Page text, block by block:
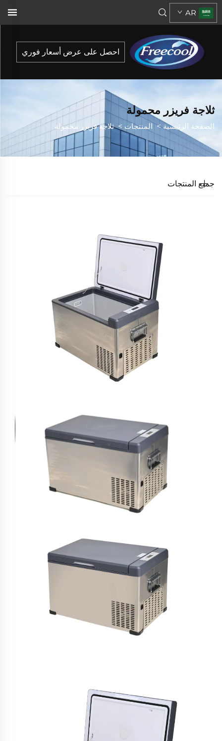
AR
احصل على عرض أسعار فوري
ثلاجة فريزر محمولة
الصفحة الرئيسية>المنتجات >ثلاجة فريزر محمولة
جميع المنتجات